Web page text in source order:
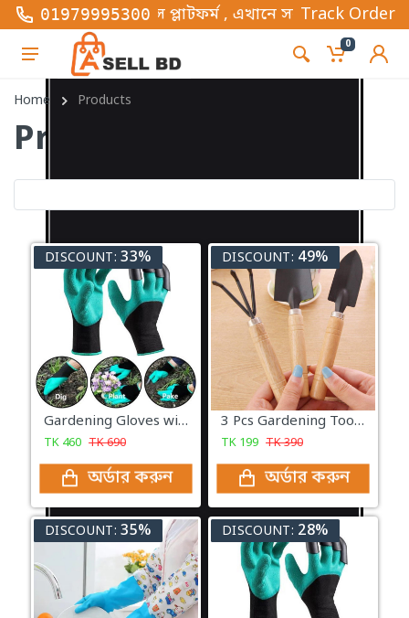
01979995300
প্লাটফর্ম , এখানে সব ধরনের ফ্যাশন এবংTrack Order
0
Home Products
Products
DISCOUNT: 33%
Gardening Gloves with claws - one pair (Without Package)
TK 460 TK690
অর্ডার করুন
DISCOUNT: 49%
3 Pcs Gardening Tool set
TK 199 TK390
অর্ডার করুন
DISCOUNT: 35% DISCOUNT: 28%